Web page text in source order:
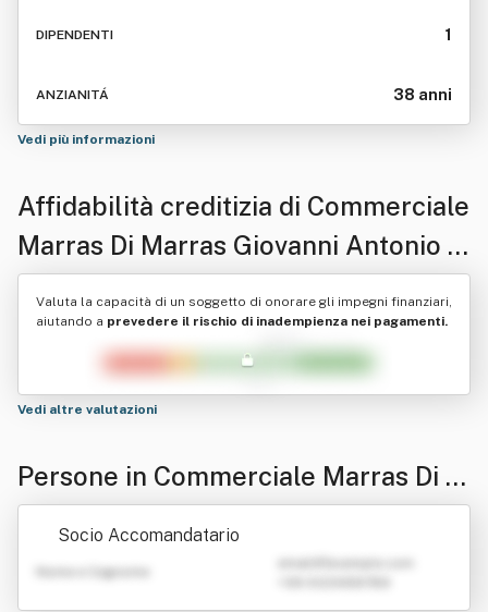
DIPENDENTI 1
ANZIANITÁ 38 anni
Vedi più informazioni
Affidabilità creditizia di Commerciale
Marras Di Marras Giovanni Antonio &
C. S.a.s. In Sigla "Co.mar. S.a.s. Di
Marras Giovanni Antonio & C. *
Valuta la capacità di un soggetto di onorare gli impegni finanziari,
aiutando a prevedere il rischio di inadempienza nei pagamenti.
Vedi altre valutazioni
Persone in Commerciale Marras Di M
arras Giovanni Antonio & C. S.a.s. In
Sigla "Co.mar. S.a.s. Di Marras Giova
Socio Accomandatario
Nome e Cognome